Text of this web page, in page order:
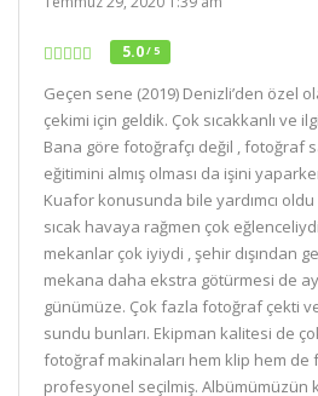
5.0/ 5
Geçen sene (2019) Denizli’den özel
çekimi için geldik. Çok sıcakkanlı ve
Bana göre fotoğrafçı değil , fotoğraf
eğitimini almış olması da işini
Kuafor konusunda bile yardımcı
sıcak havaya rağmen çok eğlenceliydi
mekanlar çok iyiydi , şehir dışından
mekana daha ekstra götürmesi de
günümüze. Çok fazla fotoğraf çekti
sundu bunları. Ekipman kalitesi de
fotoğraf makinaları hem klip hem
profesyonel seçilmiş. Albümümüzün